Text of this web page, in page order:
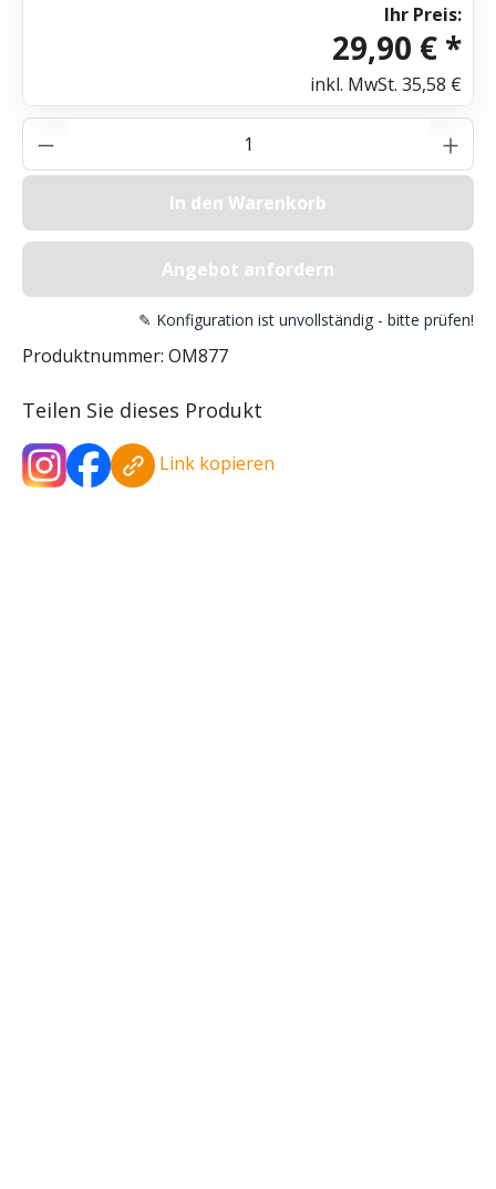
Ihr Preis:
29,90 € *
inkl. MwSt. 35,58 €
Produkt Anzahl: Gib den gewünschten
In den Warenkorb
Angebot anfordern
✎ Konfiguration ist unvollständig - bitte prüfen!
Produktnummer: OM877
Teilen Sie dieses Produkt
Link kopieren